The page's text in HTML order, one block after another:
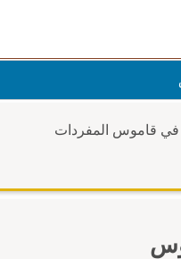
في قاموس المفردات